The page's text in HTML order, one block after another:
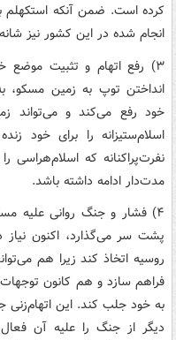
کرده است. ضمن آنکه استکهلم
انجام شده در این کشور نیز
۳)‌ رفع اتهام و تثبیت موضع
انداختن توپ به زمین مسکو،
خود رفع می‌کند و می‌تواند
اسلام‌ستیزانه را برای خود
نفرت‌پراکنانه که
مدت‌دار ادامه داشته باشد.
۴) فشار و جنگ روانی علیه
پشت سر می‌گذارد، اکنون نیاز
روسیه اتخاذ کند زیرا هم
فراهم سازد و هم کانون توجهات
به خود جلب کند. این اتهام‌زنی
دیگر از جنگ را علیه آن